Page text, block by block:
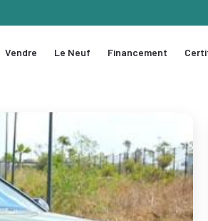
Vendre Le Neuf Financement